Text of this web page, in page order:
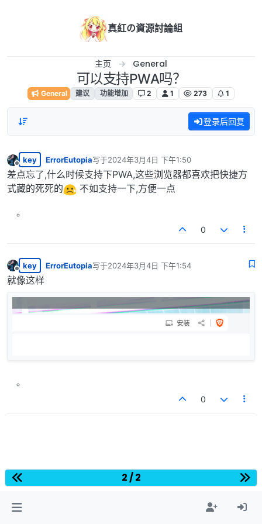
真紅の資源討論組
主页 General
可以支持PWA吗？
General 建议 功能增加 2 1 273 1
登录后回复
离线
key ErrorEutopia写于2024年3月4日 下午1:50
最后由 编辑
差点忘了,什么时候支持下PWA,这些浏览器都喜欢把快捷方
式藏的死死的
不如支持一下,方便一点
0
离线
key ErrorEutopia写于2024年3月4日 下午1:54
最后由 编辑
就像这样
0
2 / 2